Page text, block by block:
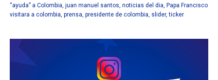
“ayuda” a Colombia juan manuel santos noticias del dia Papa Francisco
visitara a colombia prensa presidente de colombia slider,ticker